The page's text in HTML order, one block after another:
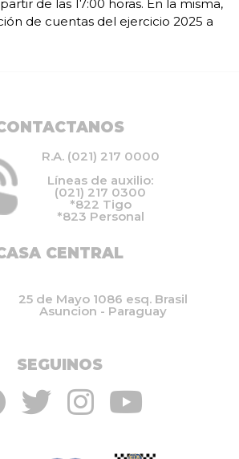
de las 17:00 horas. En la misma,
de cuentas del ejercicio 2025 a
R.A. (021) 217 0000
Líneas de auxilio:
(021) 217 0300
*822 Tigo
*823 Personal
CENTRAL
25 de Mayo 1086 esq. Brasil
Asuncion - Paraguay
SEGUINOS